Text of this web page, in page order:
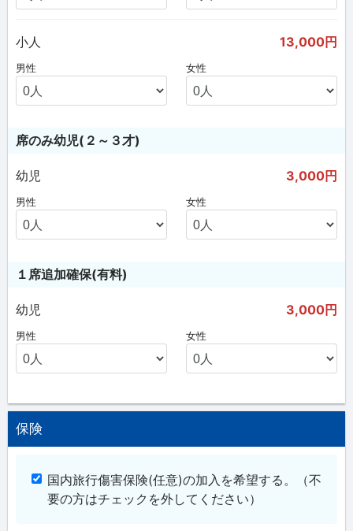
小人 13,000円
男性 女性
席のみ幼児(２～３才)
幼児 3,000円
男性 女性
１席追加確保(有料)
幼児 3,000円
男性 女性
保険
国内旅行傷害保険(任意)の加入を希望する。
（不
要の方はチェックを外してください）